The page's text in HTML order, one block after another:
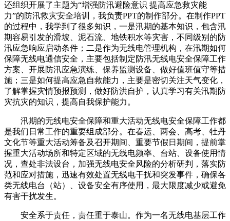
还组织开展了主题为“增强防汛避险意识 提高应急救灾能
力”的防汛救灾安全培训，我负责PPT的制作部分。在制作PPT
的过程中，我学到了很多知识，一是汛期的基本知识，包含汛
期容易引发的滑坡、泥石流、地铁积水等灾害，不同级别的防
汛应急响应启动条件；二是作为无线电管理机构，在汛期如何
保障无线电通信安全，主要包括制定防汛无线电安全保障工作
方案、开展防汛应急演练、保养监测设备、做好值班值守等措
施；三是如何提高应急自救能力，主要是密切关注天气变化，
了解掌握灾情预报预测，做好防洪自护，认真学习有关汛期防
灾抗灾的知识，提高自我保护能力。
汛期的无线电安全保障和重大活动无线电安全保障工作都
是我们日常工作的重要组成部分。在春运、两会、高考、牡丹
文化节等重大活动筹备及召开期间、重要节假日期间，提前掌
握重大活动场所和特定区域的无线电频率、台站、设备使用情
况，查处非法设台，加强无线电安全风险的分析研判，落实防
范和应对措施，迅速有效处置无线电干扰和突发事件，确保各
类无线电台（站）、设备安全有序使用，最大限度减少或避免
有害干扰发生。
安全系于责任，责任重于泰山。作为一名无线电基层工作